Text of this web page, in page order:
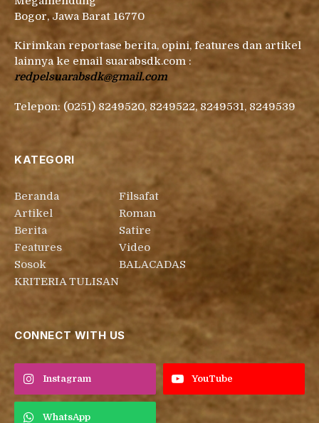
Bogor, Jawa Barat 16770
Kirimkan reportase berita, opini, features dan artikel
lainnya ke email suarabsdk.com :
redpelsuarabsdk@gmail.com
Telepon: (0251) 8249520, 8249522, 8249531, 8249539
KATEGORI
Beranda
Artikel
Berita
Features
Sosok
KRITERIA TULISAN
Filsafat
Roman
Satire
Video
BALACADAS
CONNECT WITH US
Instagram YouTube
WhatsApp